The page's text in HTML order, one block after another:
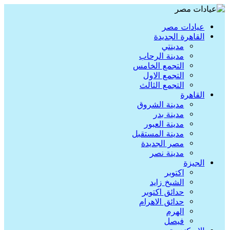
عيادات مصر
القاهرة الجديدة
مدينتي
مدينة الرحاب
التجمع الخامس
التجمع الاول
التجمع الثالث
القاهرة
مدينة الشروق
مدينة بدر
مدينة العبور
مدينة المستقبل
مصر الجديدة
مدينة نصر
الجيزة
اكتوبر
الشيخ زايد
حدائق اكتوبر
حدائق الاهرام
الهرم
فيصل